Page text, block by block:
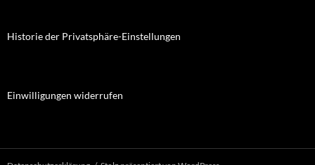
Historie der Privatsphäre-Einstellungen
Einwilligungen widerrufen